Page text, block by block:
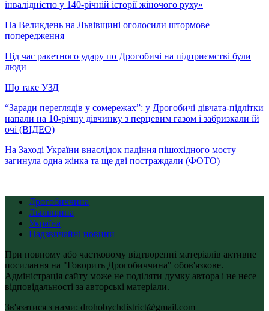
інвалідністю у 140-річній історії жіночого руху»
На Великдень на Львівщині оголосили штормове
попередження
Під час ракетного удару по Дрогобичі на підприємстві були
люди
Що таке УЗД
“Заради переглядів у сомережах”: у Дрогобичі дівчата-підлітки
напали на 10-річну дівчинку з перцевим газом і забризкали їй
очі (ВІДЕО)
На Заході України внаслідок падіння пішохідного мосту
загинула одна жінка та ще дві постраждали (ФОТО)
Дрогобиччина
Львівщина
Україна
Надзвичайні новини
При повному або частковому відтворенні матеріалів активне
посилання на "Говорить Дрогобиччина" обов'язкове.
Адміністрація сайту може не поділяти думку автора і не несе
відповідальності за авторські матеріали.
Зв'язатися з нами: drohobychdistrict@gmail.com